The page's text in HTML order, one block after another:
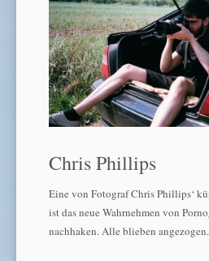
Chris Phillips
Eine von Fotograf Chris Phillips‘
ist das neue Wahrnehmen von
nachhaken. Alle blieben angezogen.